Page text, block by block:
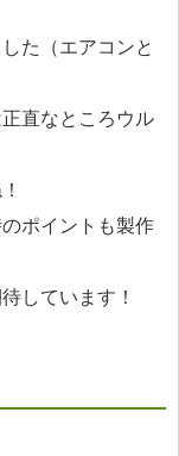
た（エアコンと
直なところウル
ポイントも製作
しています！